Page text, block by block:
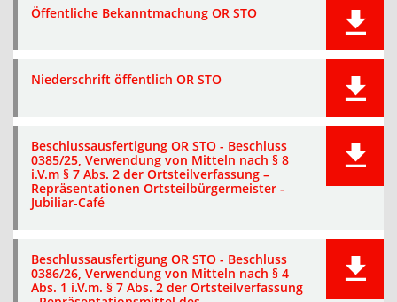
Öffentliche Bekanntmachung OR STO
Niederschrift öffentlich OR STO
Beschlussausfertigung OR STO - Beschluss
0385/25, Verwendung von Mitteln nach § 8
i.V.m § 7 Abs. 2 der Ortsteilverfassung –
Repräsentationen Ortsteilbürgermeister -
Jubiliar-Café
Beschlussausfertigung OR STO - Beschluss
0386/26, Verwendung von Mitteln nach § 4
Abs. 1 i.V.m. § 7 Abs. 2 der Ortsteilverfassung